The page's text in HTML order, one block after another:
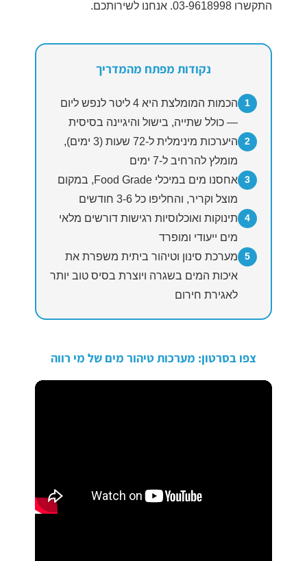
התקשרו 03-9618998. אנחנו לשירותכם.
נקודות מפתח מהמדריך
1
הכמות המומלצת היא 4 ליטר לנפש ליום
— כולל שתייה, בישול והיגיינה בסיסית
2
היערכות מינימלית ל-72 שעות (3 ימים),
מומלץ להרחיב ל-7 ימים
3
אחסנו מים במיכלי Food Grade, במקום
מוצל וקריר, והחליפו כל 3-6 חודשים
4
תינוקות ואוכלוסיות רגישות דורשים מלאי
מים ייעודי ומופרד
5
מערכת סינון וטיהור ביתית משפרת את
איכות המים בשגרה ויוצרת בסיס טוב יותר
לאגירת חירום
צפו בסרטון: מערכות טיהור מים של מי רווה